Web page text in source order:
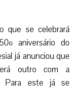
que se celebrará
aniversário do
já anunciou que
outro com a
Para este já se